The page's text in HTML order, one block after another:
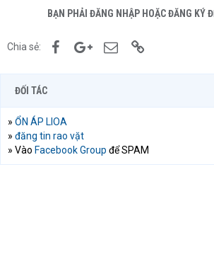
BẠN PHẢI ĐĂNG NHẬP HOẶC ĐĂNG KÝ
Chia sẻ: FacebookGoogle+Email
ĐỐI TÁC
» ỔN ÁP LIOA
» đăng tin rao vặt
» Vào Facebook Group để SPAM